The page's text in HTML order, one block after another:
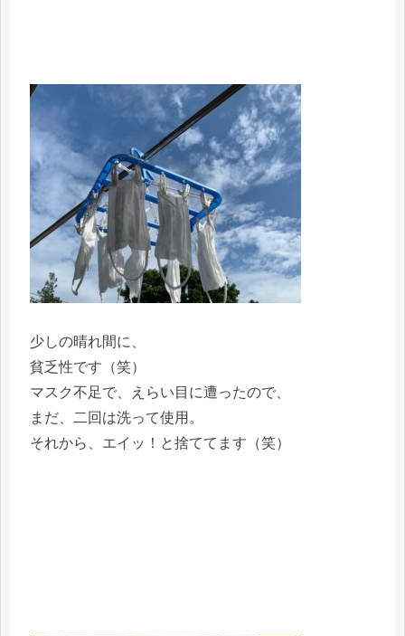
少しの晴れ間に、
貧乏性です（笑）
マスク不足で、えらい目に遭ったので、
まだ、二回は洗って使用。
それから、エイッ！と捨ててます（笑）